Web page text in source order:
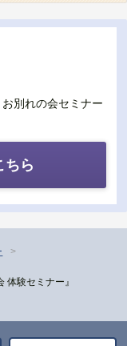
別れの会セミナー
ちら
体験セミナー』